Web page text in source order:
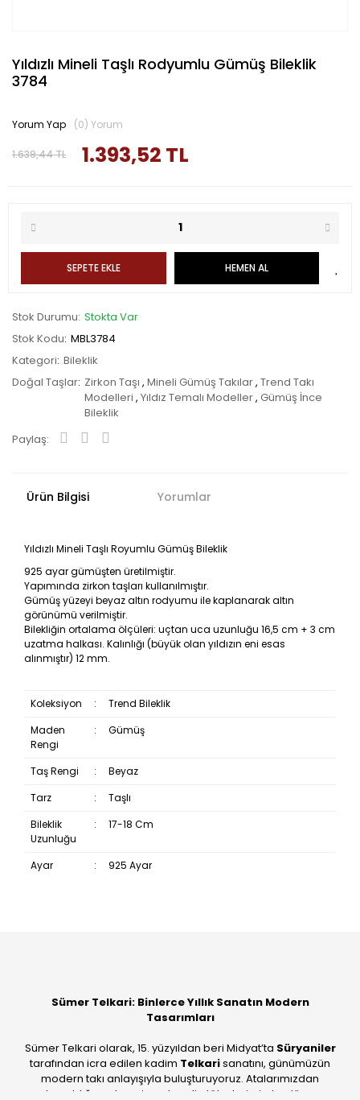
Yıldızlı Mineli Taşlı Rodyumlu Gümüş Bileklik
3784
1.639,44 TL 1.393,52 TL
Yorum Yap (0) Yorum
SEPETE EKLE HEMEN AL
Stok Durumu Stokta Var
Stok Kodu MBL3784
Kategori Bileklik
Doğal Taşlar Zirkon Taşı , Mineli Gümüş Takılar, Trend Takı
Modelleri , Yıldız Temalı Modeller, Gümüş İnce
Bileklik
Paylaş:
Ürün Bilgisi Yorumlar
Yıldızlı Mineli Taşlı Royumlu Gümüş Bileklik
925 ayar gümüşten üretilmiştir.
Yapımında zirkon taşları kullanılmıştır.
Gümüş yüzeyi beyaz altın rodyumu ile kaplanarak altın
görünümü verilmiştir.
Bilekliğin ortalama ölçüleri: uçtan uca uzunluğu 16,5 cm + 3 cm
uzatma halkası. Kalınlığı (büyük olan yıldızın eni esas
alınmıştır) 12 mm.
Koleksiyon :
Trend Bileklik
Maden
Rengi
: Gümüş
Taş Rengi :
Beyaz
Tarz
:
Taşlı
Bileklik
Uzunluğu
: 17-18 Cm
Ayar : 925 Ayar
Sümer Telkari: Binlerce Yıllık Sanatın Modern
Tasarımları
Sümer Telkari olarak, 15. yüzyıldan beri Midyat’ta Süryaniler
tarafından icra edilen kadim Telkarisanatını, günümüzün
modern takı anlayışıyla buluşturuyoruz. Atalarımızdan
devraldığımız bu mirası; kendi atölyelerimizde, dünya